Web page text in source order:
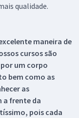
qualidade.
maneira de
cursos são
um corpo
bem como as
as
a frente da
pois cada